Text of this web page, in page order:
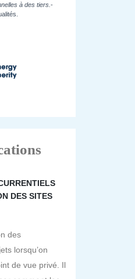
à des tiers. -
DES SITES
des
lorsqu’on
de vue privé. Il